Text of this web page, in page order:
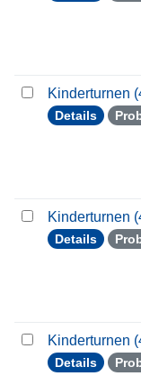
Kinderturnen
Details
Kinderturnen
Details
Kinderturnen
Details